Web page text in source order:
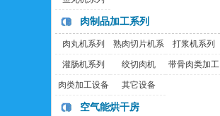
肉制品加工系列
肉丸机系列
熟肉切片机系
列
打浆机系列
灌肠机系列 绞切肉机
带骨肉类加工
肉类加工设备 其它设备
空气能烘干房